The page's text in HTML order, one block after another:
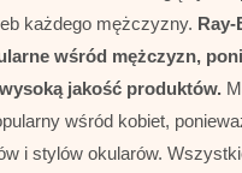
każdego mężczyzny. Ray-
wśród mężczyzn,
jakość produktów.
wśród kobiet,
i stylów okularów.